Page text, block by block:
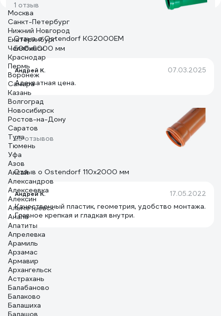
1 отзыв
Отзыв о Ostendorf KG2000EM
500x6000 мм
Андрей К. 07.03.2025
Адекватная цена.
25 отзывов
Отзыв о Ostendorf 110х2000 мм
Андрей К. 17.05.2022
Качественный пластик, геометрия, удобство монтажа.
Главное крепкая и гладкая внутри.
Москва
Санкт-Петербург
Нижний Новгород
Екатеринбург
Челябинск
Краснодар
Пермь
Воронеж
Самара
Казань
Волгоград
Новосибирск
Ростов-на-Дону
Саратов
Тула
Тюмень
Уфа
Азов
Аксай
Александров
Алексеевка
Алексин
Альметьевск
Анапа
Апатиты
Апрелевка
Арамиль
Арзамас
Армавир
Архангельск
Астрахань
Балабаново
Балаково
Балашиха
Балашов